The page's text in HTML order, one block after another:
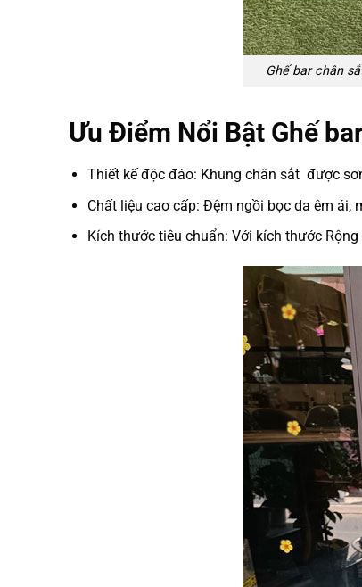
Ghế bar chân
Ưu Điểm Nổi Bật Ghế
Thiết kế độc đáo: Khung chân sắt được
Chất liệu cao cấp: Đệm ngồi bọc da êm
Kích thước tiêu chuẩn: Với kích thước